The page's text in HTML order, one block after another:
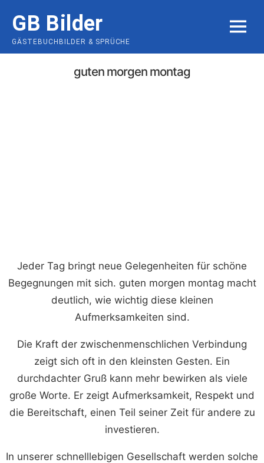
content
GB Bilder
GÄSTEBUCHBILDER & SPRÜCHE
MENU
guten morgen montag
Jeder Tag bringt neue Gelegenheiten für schöne
Begegnungen mit sich. guten morgen montag macht
deutlich, wie wichtig diese kleinen
Aufmerksamkeiten sind.
Die Kraft der zwischenmenschlichen Verbindung
zeigt sich oft in den kleinsten Gesten. Ein
durchdachter Gruß kann mehr bewirken als viele
große Worte. Er zeigt Aufmerksamkeit, Respekt und
die Bereitschaft, einen Teil seiner Zeit für andere zu
investieren.
In unserer schnelllebigen Gesellschaft werden solche